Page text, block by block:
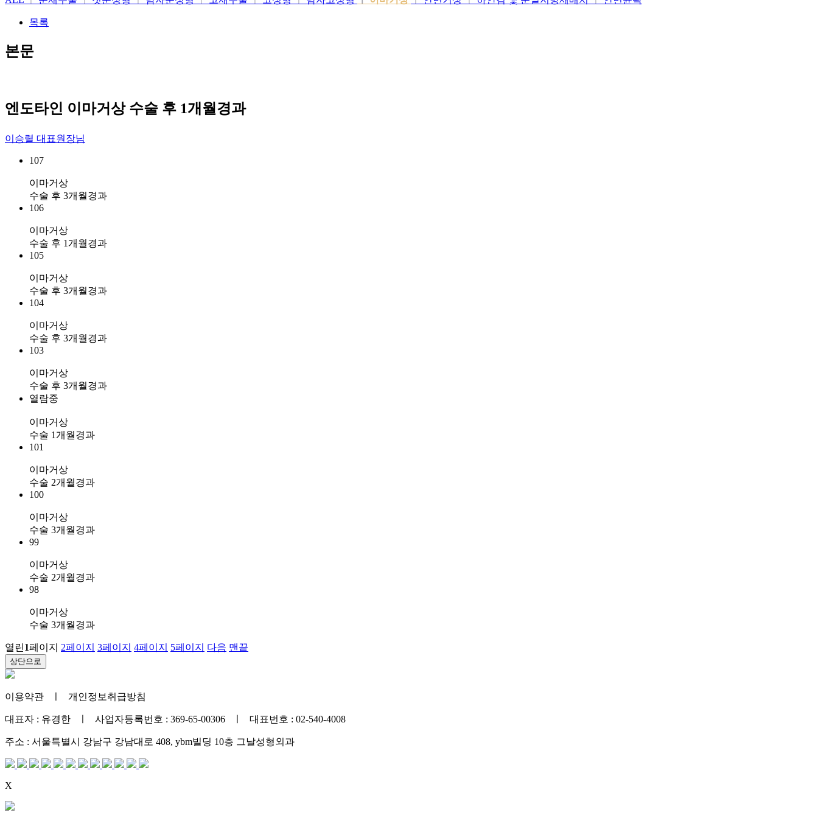
목록
본문
엔도타인 이마거상 수술 후 1개월경과
이승렬 대표원장님
107
이마거상
수술 후 3개월경과
106
이마거상
수술 후 1개월경과
105
이마거상
수술 후 3개월경과
104
이마거상
수술 후 3개월경과
103
이마거상
수술 후 3개월경과
열람중
이마거상
수술 1개월경과
101
이마거상
수술 2개월경과
100
이마거상
수술 3개월경과
99
이마거상
수술 2개월경과
98
이마거상
수술 3개월경과
열린1페이지 2페이지 3페이지 4페이지 5페이지 다음 맨끝
상단으로
이용약관 개인정보취급방침
대표자 : 유경한 ㅣ 사업자등록번호 : 369-65-00306 ㅣ 대표번호 : 02-540-4008
주소 : 서울특별시 강남구 강남대로 408, ybm빌딩 10층 그날성형외과
X